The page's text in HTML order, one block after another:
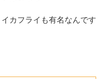
カフライも有名なんです